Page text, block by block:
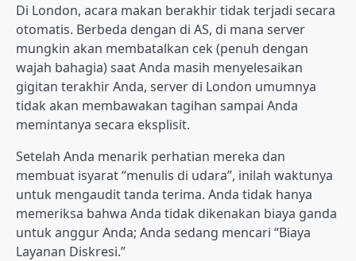
Di London, acara makan berakhir tidak terjadi secara
otomatis. Berbeda dengan di AS, di mana server
mungkin akan membatalkan cek (penuh dengan
wajah bahagia) saat Anda masih menyelesaikan
gigitan terakhir Anda, server di London umumnya
tidak akan membawakan tagihan sampai Anda
memintanya secara eksplisit.
Setelah Anda menarik perhatian mereka dan
membuat isyarat “menulis di udara”, inilah waktunya
untuk mengaudit tanda terima. Anda tidak hanya
memeriksa bahwa Anda tidak dikenakan biaya ganda
untuk anggur Anda; Anda sedang mencari “Biaya
Layanan Diskresi.”